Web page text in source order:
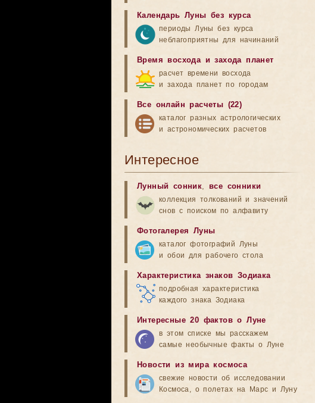
Календарь Луны без курса
периоды Луны без курса
неблагоприятны для начинаний
Время восхода и захода планет
расчет времени восхода
и захода планет по городам
Все онлайн расчеты (22)
каталог разных астрологических
и астрономических расчетов
Интересное
Лунный сонник, все сонники
коллекция толкований и значений
снов с поиском по алфавиту
Фотогалерея Луны
каталог фотографий Луны
и обои для рабочего стола
Характеристика знаков Зодиака
подробная характеристика
каждого знака Зодиака
Интересные 20 фактов о Луне
в этом списке мы расскажем
самые необычные факты о Луне
Новости из мира космоса
свежие новости об исследовании
Космоса, о полетах на Марс и Луну